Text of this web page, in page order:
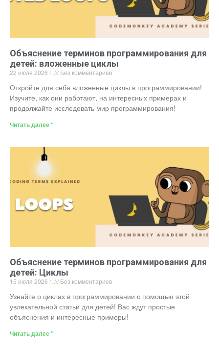
Объяснение терминов программирования для
детей: вложенные циклы
22 июля 2026 г. Без комментариев
Откройте для себя вложенные циклы в программировании!
Изучите, как они работают, на интересных примерах и
продолжайте исследовать мир программирования!
Читать далее "
Объяснение терминов программирования для
детей: Циклы
15 июля 2026 г. Без комментариев
Узнайте о циклах в программировании с помощью этой
увлекательной статьи для детей! Вас ждут простые
объяснения и интересные примеры!
Читать далее "